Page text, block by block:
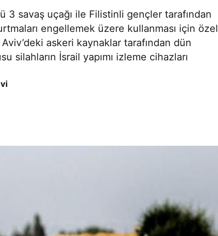
3 savaş uçağı ile Filistinli gençler tarafından
engellemek üzere kullanması için özel
Aviv’deki askeri kaynaklar tarafından dün
silahların İsrail yapımı izleme cihazları